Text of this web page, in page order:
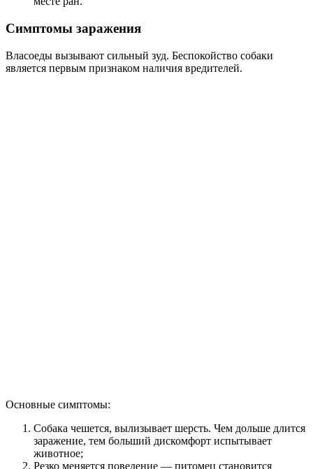
Симптомы заражения
Власоеды вызывают сильный зуд. Беспокойство собаки
является первым признаком наличия вредителей.
Основные симптомы:
Собака чешется, вылизывает шерсть. Чем дольше длится
заражение, тем больший дискомфорт испытывает
животное;
Резко меняется поведение — питомец становится